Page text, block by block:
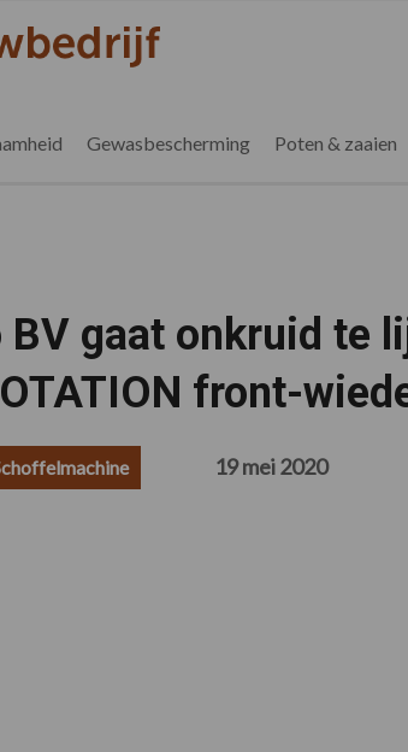
Gewasbescherming Poten & zaaien
BV gaat onkruid te
front-
19 mei 2020